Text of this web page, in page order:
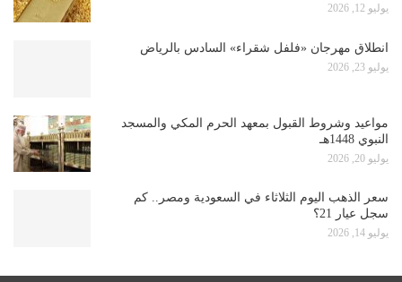
يوليو 12, 2026
انطلاق مهرجان «فلفل شقراء» السادس بالرياض
يوليو 23, 2026
مواعيد وشروط القبول بمعهد الحرم المكي والمسجد
النبوي 1448هـ
يوليو 20, 2026
سعر الذهب اليوم الثلاثاء في السعودية ومصر.. كم
سجل عيار 21؟
يوليو 14, 2026